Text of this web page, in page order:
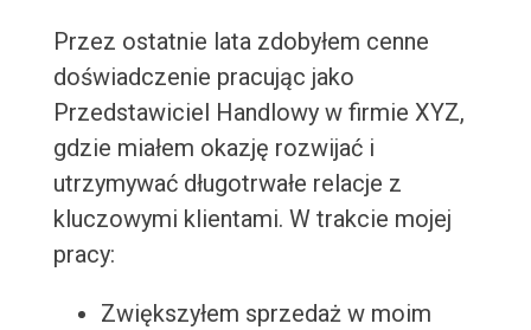
Przez ostatnie lata zdobyłem cenne
doświadczenie pracując jako
Przedstawiciel Handlowy w firmie XYZ,
gdzie miałem okazję rozwijać i
utrzymywać długotrwałe relacje z
kluczowymi klientami. W trakcie mojej
pracy:
Zwiększyłem sprzedaż w moim